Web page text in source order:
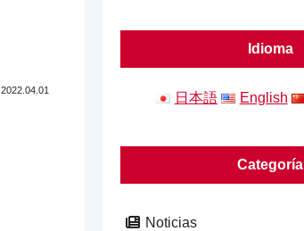
2022.04.01
Idioma
日本語 English
Categoría
Noticias